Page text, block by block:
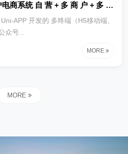
多直播短视频种草用户电商系统 自 营 + 多 商 户 + 多 终 端（H5+小程序+APP）
APP 开发的 多终端（H5移动端、
众号...
MORE
MORE